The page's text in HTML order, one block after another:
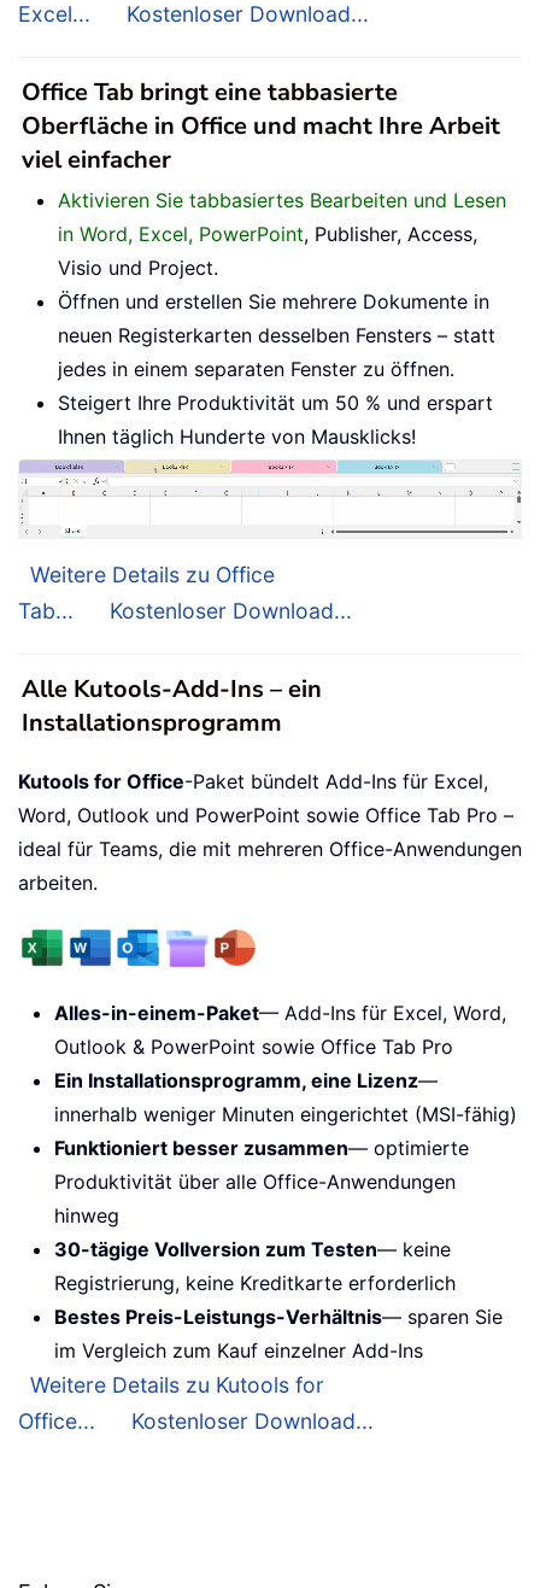
Excel...
Kostenloser Download...
Office Tab bringt eine tabbasierte
Oberfläche in Office und macht Ihre Arbeit
viel einfacher
Aktivieren Sie tabbasiertes Bearbeiten und Lesen
in Word, Excel, PowerPoint, Publisher, Access,
Visio und Project.
Öffnen und erstellen Sie mehrere Dokumente in
neuen Registerkarten desselben Fensters – statt
jedes in einem separaten Fenster zu öffnen.
Steigert Ihre Produktivität um 50 % und erspart
Ihnen täglich Hunderte von Mausklicks!
Weitere Details zu Office
Tab...
Kostenloser Download...
Alle Kutools-Add-Ins – ein
Installationsprogramm
Kutools for Office-Paket bündelt Add-Ins für Excel,
Word, Outlook und PowerPoint sowie Office Tab Pro –
ideal für Teams, die mit mehreren Office-Anwendungen
arbeiten.
Alles-in-einem-Paket— Add-Ins für Excel, Word,
Outlook & PowerPoint sowie Office Tab Pro
Ein Installationsprogramm, eine Lizenz—
innerhalb weniger Minuten eingerichtet (MSI-fähig)
Funktioniert besser zusammen— optimierte
Produktivität über alle Office-Anwendungen
hinweg
30-tägige Vollversion zum Testen— keine
Registrierung, keine Kreditkarte erforderlich
Bestes Preis-Leistungs-Verhältnis— sparen Sie
im Vergleich zum Kauf einzelner Add-Ins
Weitere Details zu Kutools for
Office...
Kostenloser Download...